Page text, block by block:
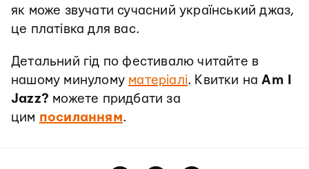
як може звучати сучасний український джаз,
це платівка для вас.
Детальний гід по фестивалю читайте в
нашому минулому матеріалі. Квитки наAm I
Jazz? можете придбати за
цим посиланням.